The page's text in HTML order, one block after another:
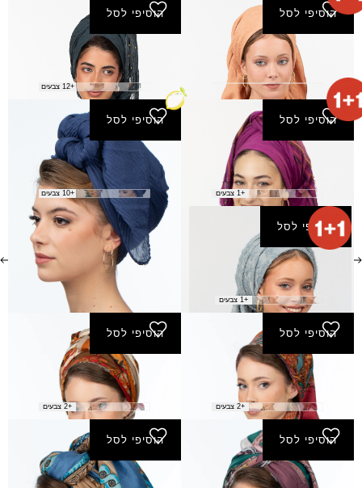
הוסיפי לסל
מטפחת טופז
₪130.00
הוסיפי לסל
מטפחת סודות
₪180.00
+12 צבעים
הוסיפי לסל
מטפחת סופה(מרובעת)
₪60.00
+1 צבעים
הוסיפי לסל
מטפחת פליסה חדש
₪20.00
+10 צבעים
הוסיפי לסל
מטפחת פרת
₪100.00
+1 צבעים
הוסיפי לסל
מטפחת תבל - חמרה
₪ 50.00
+2 צבעים
הוסיפי לסל
מטפחת תבל - חום-בהיר
₪
50.00
+2 צבעים
הוסיפי לסל
מטפחת תבל - טורקיז
הוסיפי לסל
מטפחת תבל - כחול